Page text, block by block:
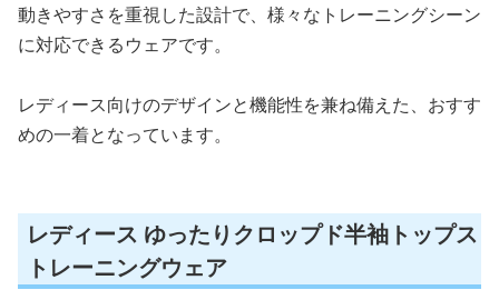
動きやすさを重視した設計で、様々なトレーニングシーン
に対応できるウェアです。
レディース向けのデザインと機能性を兼ね備えた、おすす
めの一着となっています。
レディース ゆったりクロップド半袖トップス
トレーニングウェア